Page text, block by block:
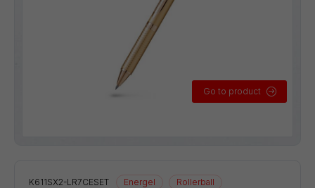
Go to product
K611SX2-LR7CESET Energel Rollerball